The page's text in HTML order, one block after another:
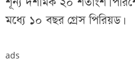
মধ্যে ১০ বছর গ্রেস পিরিয়ড।
ads